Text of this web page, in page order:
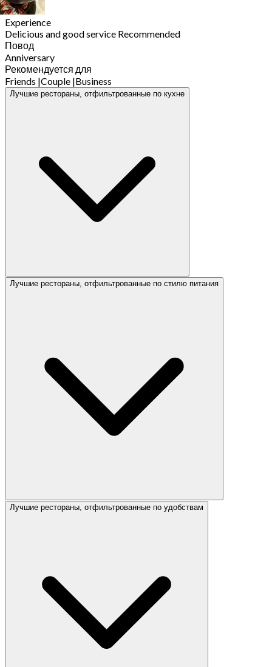
Experience
Delicious and good service Recommended
Повод
Anniversary
Рекомендуется для
Friends |Couple |Business
Лучшие рестораны, отфильтрованные по кухне
Лучшие рестораны, отфильтрованные по стилю питания
Лучшие рестораны, отфильтрованные по удобствам